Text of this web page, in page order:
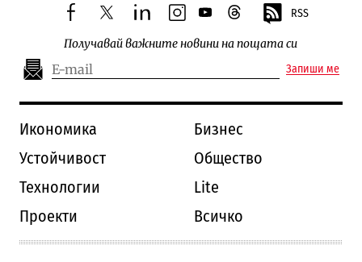
facebooktwitterlinkedininstagram
youtubethreads RSS
Получавай важните новини на пощата си
Запиши ме
Икономика
Бизнес
Устойчивост
Общество
Технологии
Lite
Проекти
Всичко